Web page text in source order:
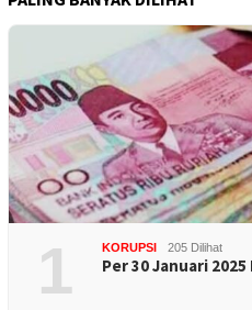
1 KORUPSI 205 Dilihat
Per 30 Januari